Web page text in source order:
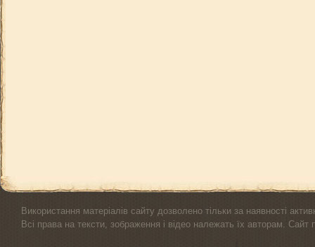
Використання матеріалів сайту дозволено тільки за наявності
Всі права на тексти, зображення і відео належать їх авторам.